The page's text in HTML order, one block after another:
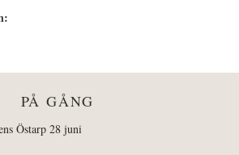
PÅ GÅNG
Östarp 28 juni